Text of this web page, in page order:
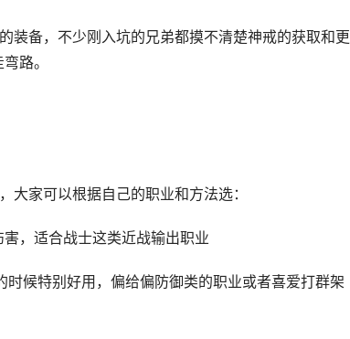
装备，不少刚入坑的兄弟都摸不清楚神戒的获取和更
路。
家可以根据自己的职业和方法选：
，适合战士这类近战输出职业
候特别好用，偏给偏防御类的职业或者喜爱打群架